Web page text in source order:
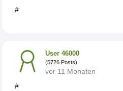
#
User 46000
(5726 Posts)
vor 11 Monaten
#